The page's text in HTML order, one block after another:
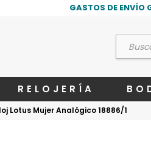
GASTOS DE ENVÍO
RELOJERÍA
Lotus Mujer Analógico 18886/1